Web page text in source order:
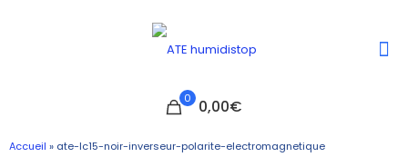
0 0,00€
Accueil » ate-lc15-noir-inverseur-polarite-electromagnetique